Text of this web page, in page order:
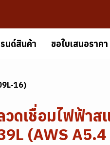
นด์สินค้า ขอใบเสนอราคา
16)
วดเชื่อมไฟฟ้าส
(AWS